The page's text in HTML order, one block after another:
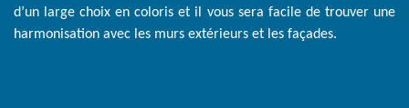
d’un large choix en coloris et il vous sera facile de trouver une
harmonisation avec les murs extérieurs et les façades.